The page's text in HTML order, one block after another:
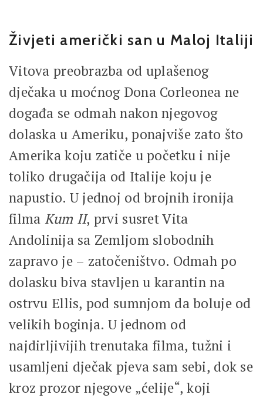
Živjeti američki san u Maloj Italiji
Vitova preobrazba od uplašenog
dječaka u moćnog Dona Corleonea ne
događa se odmah nakon njegovog
dolaska u Ameriku, ponajviše zato što
Amerika koju zatiče u početku i nije
toliko drugačija od Italije koju je
napustio. U jednoj od brojnih ironija
filma Kum II, prvi susret Vita
Andolinija sa Zemljom slobodnih
zapravo je – zatočeništvo. Odmah po
dolasku biva stavljen u karantin na
ostrvu Ellis, pod sumnjom da boluje od
velikih boginja. U jednom od
najdirljivijih trenutaka filma, tužni i
usamljeni dječak pjeva sam sebi, dok se
kroz prozor njegove „ćelije“, koji